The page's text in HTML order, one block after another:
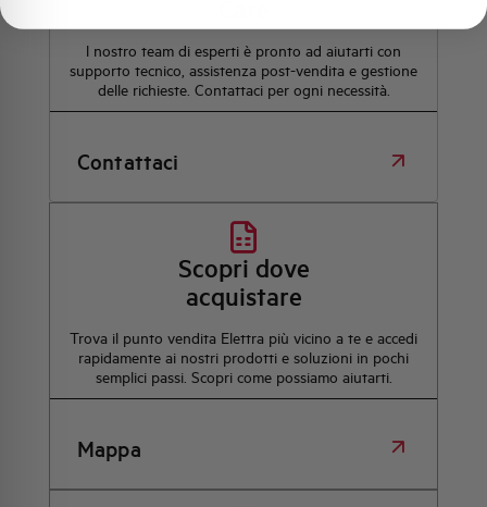
l nostro team di esperti è pronto ad aiutarti con
supporto tecnico, assistenza post-vendita e gestione
delle richieste. Contattaci per ogni necessità.
Contattaci
Scopri dove
acquistare
Trova il punto vendita Elettra più vicino a te e accedi
rapidamente ai nostri prodotti e soluzioni in pochi
semplici passi. Scopri come possiamo aiutarti.
Mappa